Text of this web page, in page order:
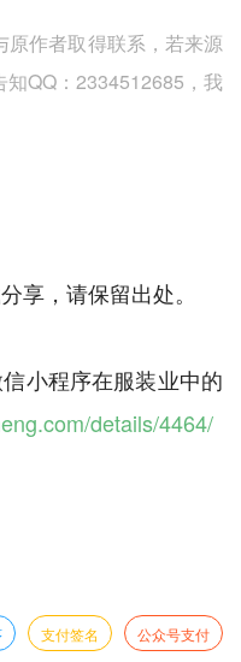
原作者取得联系，若来源
QQ：2334512685，我
享，请保留出处。
小程序在服装业中的
details/4464/
支付签名
公众号支付